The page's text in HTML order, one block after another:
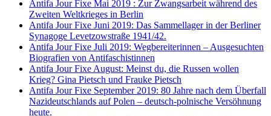
Antifa Jour Fixe Mai 2019 : Zur Zwangsarbeit während des
Zweiten Weltkrieges in Berlin
Antifa Jour Fixe Juni 2019: Das Sammellager in der Berliner
Synagoge Levetzowstraße 1941/42.
Antifa Jour Fixe Juli 2019: Wegbereiterinnen – Ausgesuchten
Biografien von Antifaschistinnen
Antifa Jour Fixe August: Meinst du, die Russen wollen
Krieg? Gina Pietsch und Frauke Pietsch
Antifa Jour Fixe September 2019: 80 Jahre nach dem Überfall
Nazideutschlands auf Polen – deutsch-polnische Versöhnung
heute.